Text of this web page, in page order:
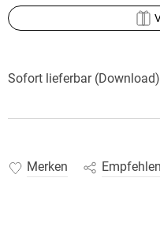
Sofort lieferbar (Download)
Merken Empfehlen